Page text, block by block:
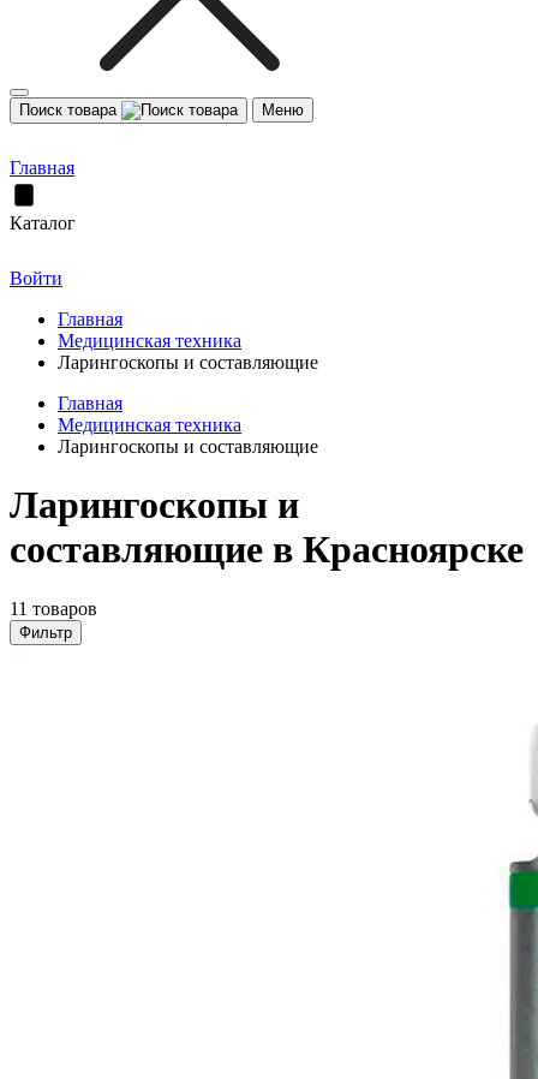
Поиск товара Меню
Главная
Каталог
Войти
Главная
Медицинская техника
Ларингоскопы и составляющие
Главная
Медицинская техника
Ларингоскопы и составляющие
Ларингоскопы и
составляющие в Красноярске
11 товаров
Фильтр